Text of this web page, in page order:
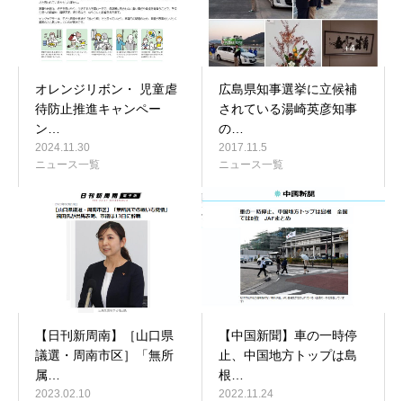
オレンジリボン・ 児童虐
待防止推進キャンペー
ン…
2024.11.30
ニュース一覧
広島県知事選挙に立候補
されている湯崎英彦知事
の…
2017.11.5
ニュース一覧
【日刊新周南】［山口県
議選・周南市区］「無所
属…
2023.02.10
【中国新聞】車の一時停
止、中国地方トップは島
根…
2022.11.24